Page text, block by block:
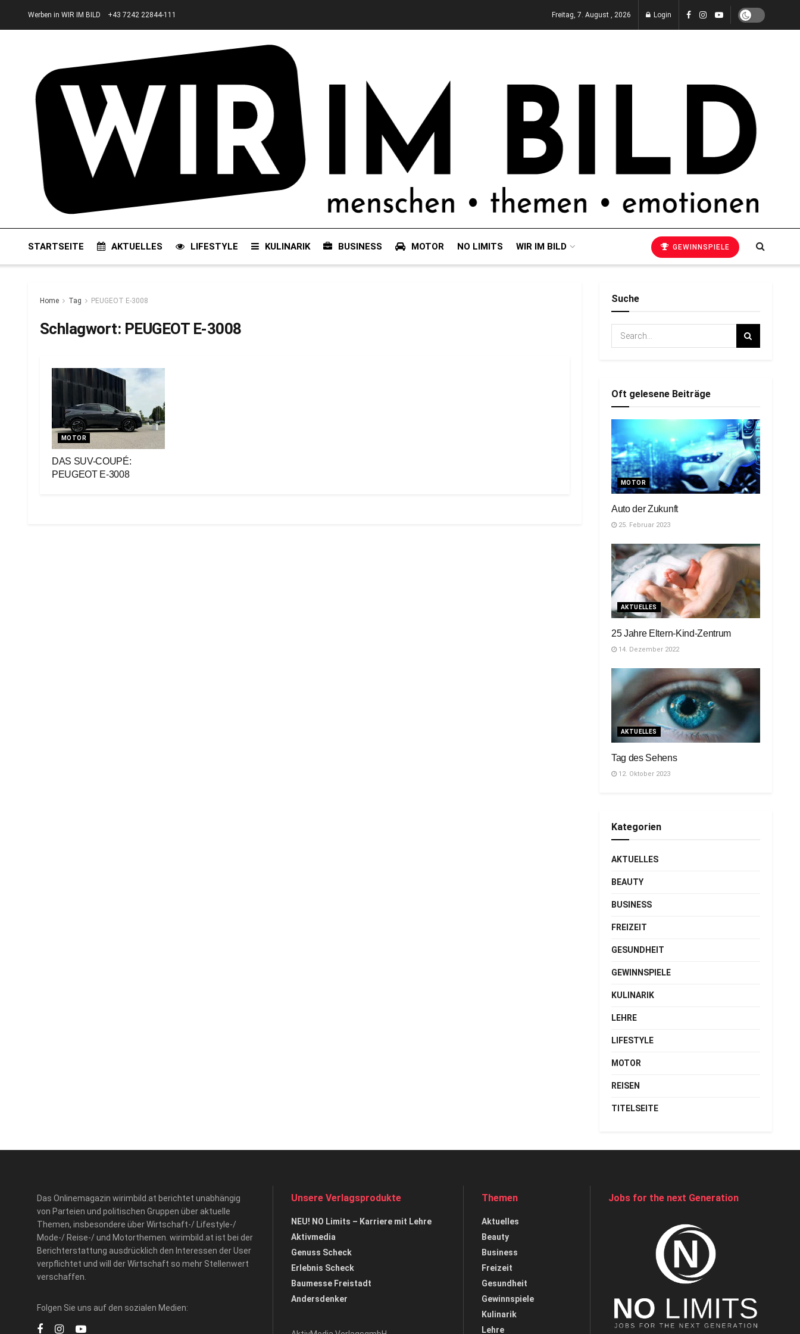
Werben in WIR IM BILD +43 7242 22844-111 Freitag, 7. August , 2026 Login
STARTSEITE AKTUELLES LIFESTYLE KULINARIK BUSINESS MOTOR NO LIMITS WIR IM BILD GEWINNSPIELE
Home Tag PEUGEOT E-3008
Schlagwort: PEUGEOT E-3008
MOTOR
DAS SUV-COUPÉ:
PEUGEOT E-3008
Suche
Oft gelesene Beiträge
MOTOR
Auto der Zukunft
25. Februar 2023
AKTUELLES
25 Jahre Eltern-Kind-Zentrum
14. Dezember 2022
AKTUELLES
Tag des Sehens
12. Oktober 2023
Kategorien
AKTUELLES
BEAUTY
BUSINESS
FREIZEIT
GESUNDHEIT
GEWINNSPIELE
KULINARIK
LEHRE
LIFESTYLE
MOTOR
REISEN
TITELSEITE
Das Onlinemagazin wirimbild.at berichtet unabhängig
von Parteien und politischen Gruppen über aktuelle
Themen, insbesondere über Wirtschaft-/ Lifestyle-/
Mode-/ Reise-/ und Motorthemen. wirimbild.at ist bei der
Berichterstattung ausdrücklich den Interessen der User
verpflichtet und will der Wirtschaft so mehr Stellenwert
verschaffen.
Folgen Sie uns auf den sozialen Medien:
Unsere Verlagsprodukte
NEU! NO Limits – Karriere mit Lehre
Aktivmedia
Genuss Scheck
Erlebnis Scheck
Baumesse Freistadt
Andersdenker
Themen
Aktuelles
Beauty
Business
Freizeit
Gesundheit
Gewinnspiele
Kulinarik
Lehre
Jobs for the next Generation